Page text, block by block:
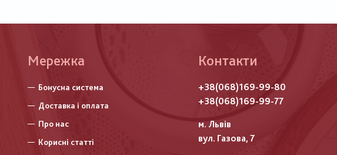
Меню
нижнього
колонтитулу
Мережка
Бонусна система
Доставка і оплата
Про нас
Корисні статті
Контакти
+38(068)169-99-80
+38(068)169-99-77
м. Львів
вул. Газова, 7